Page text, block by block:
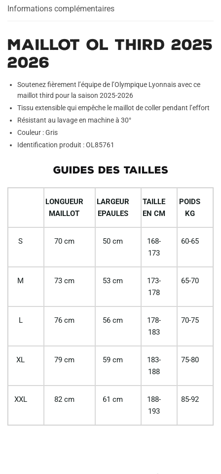
Informations complémentaires
Maillot OL Third 2025
2026
Soutenez fièrement l’équipe de l’Olympique Lyonnais avec ce
maillot third pour la saison 2025-2026
Tissu extensible qui empêche le maillot de coller pendant l’effort
Résistant au lavage en machine à 30°
Couleur : Gris
Identification produit : OL85761
GUIDES DES TAILLES
LONGUEUR
MAILLOT
LARGEUR
EPAULES
TAILLE
EN CM
POIDS
KG
S 70 cm 50 cm
168-
173
60-65
M 73 cm 53 cm
173-
178
65-70
L 76 cm 56 cm
178-
183
70-75
XL 79 cm 59 cm
183-
188
75-80
XXL 82 cm 61 cm
188-
193
85-92